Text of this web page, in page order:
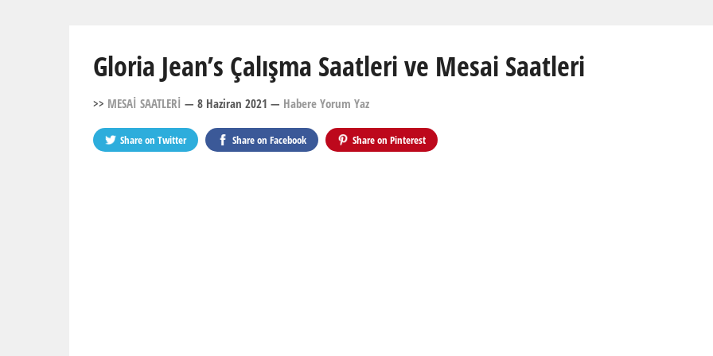
Gloria Jean’s Çalışma Saatleri ve Mesai Saatleri
>> MESAİ SAATLERİ — 8 Haziran 2021 — Habere Yorum Yaz
Share on Twitter Share on Facebook Share on Pinterest